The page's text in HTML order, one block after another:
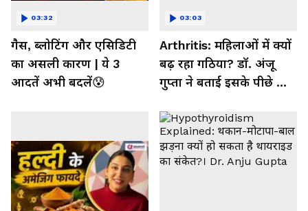
गैस, ब्लोटिंग और एसिडिटी
का असली कारण | ये 3
आदतें अभी बदलें😰
03:32
Arthritis: महिलाओं में क्यों
बढ़ रहा गठिया? डॉ. अंजू
गुप्ता ने बताई इसके पीछे की
03:03